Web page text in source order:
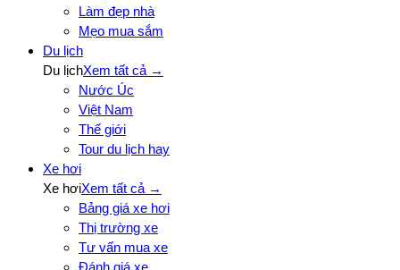
Làm đẹp nhà
Mẹo mua sắm
Du lịch
Du lịchXem tất cả →
Nước Úc
Việt Nam
Thế giới
Tour du lịch hay
Xe hơi
Xe hơiXem tất cả →
Bảng giá xe hơi
Thị trường xe
Tư vấn mua xe
Đánh giá xe